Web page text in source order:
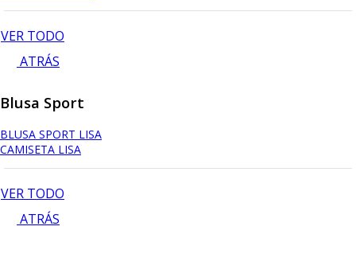
VER TODO
ATRÁS
Blusa Sport
BLUSA SPORT LISA
CAMISETA LISA
VER TODO
ATRÁS